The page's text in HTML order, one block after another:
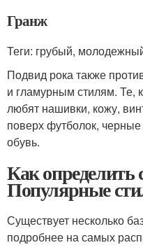
Гранж
Теги: грубый,
Подвид рока также
и гламурным стилям. Те,
любят нашивки, кожу,
поверх футболок,
обувь.
Как определить
Популярные
Существует несколько
подробнее на самых